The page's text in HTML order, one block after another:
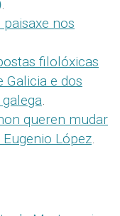
.
nos
filolóxicas
Galicia e dos
.
queren mudar
López.